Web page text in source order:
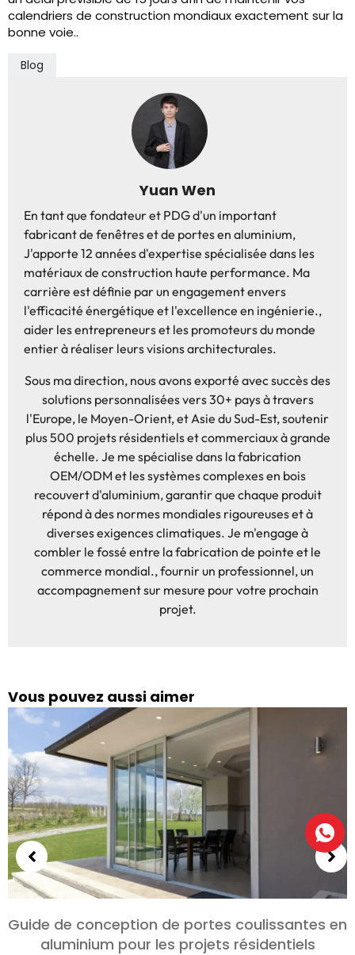
calendriers de construction mondiaux exactement sur la
bonne voie..
Blog
Yuan Wen
En tant que fondateur et PDG d'un important
fabricant de fenêtres et de portes en aluminium,
J'apporte 12 années d'expertise spécialisée dans les
matériaux de construction haute performance. Ma
carrière est définie par un engagement envers
l'efficacité énergétique et l'excellence en ingénierie.,
aider les entrepreneurs et les promoteurs du monde
entier à réaliser leurs visions architecturales.
Sous ma direction, nous avons exporté avec succès des
solutions personnalisées vers 30+ pays à travers
l'Europe, le Moyen-Orient, et Asie du Sud-Est, soutenir
plus 500 projets résidentiels et commerciaux à grande
échelle. Je me spécialise dans la fabrication
OEM/ODM et les systèmes complexes en bois
recouvert d'aluminium, garantir que chaque produit
répond à des normes mondiales rigoureuses et à
diverses exigences climatiques. Je m'engage à
combler le fossé entre la fabrication de pointe et le
commerce mondial., fournir un professionnel, un
accompagnement sur mesure pour votre prochain
projet.
Vous pouvez aussi aimer
de portes coulissantes en
les projets résidentiels
Choisir des
chambres